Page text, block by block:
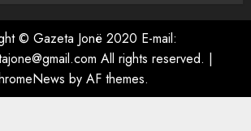
AUGUST 7, 2026
© Gazeta Jonë 2020 E-mail:
All rights reserved. |
by AF themes.